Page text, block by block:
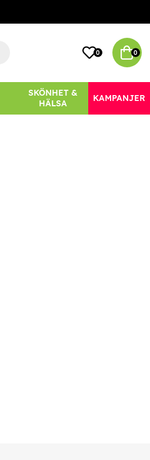
0 0
SKÖNHET &
HÄLSA
KAMPANJER